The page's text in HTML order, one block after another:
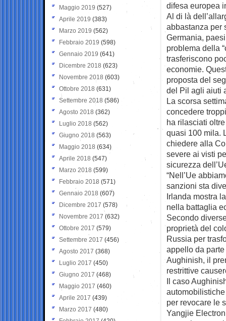
difesa europea
Al di là
abbastanza per
Germania,
problema della
trasferiscono
economie.
proposta del
del Pil agli aiuti
La scorsa
concedere
ha rilasciati
quasi 100 mila.
chiedere alla
severe ai visti
sicurezza
“Nell’Ue
sanzioni sta
Irlanda mostra
nella battaglia
Secondo
proprietà del
Russia per
appello da
Aughinish, il
restrittive
Il caso
per revocare le
Yangjie
Maggio 2019 (527)
Aprile 2019 (383)
Marzo 2019 (562)
Febbraio 2019 (598)
Gennaio 2019 (641)
Dicembre 2018 (623)
Novembre 2018 (603)
Ottobre 2018 (631)
Settembre 2018 (586)
Agosto 2018 (362)
Luglio 2018 (562)
Giugno 2018 (563)
Maggio 2018 (634)
Aprile 2018 (547)
Marzo 2018 (599)
Febbraio 2018 (571)
Gennaio 2018 (607)
Dicembre 2017 (578)
Novembre 2017 (632)
Ottobre 2017 (579)
Settembre 2017 (456)
Agosto 2017 (368)
Luglio 2017 (450)
Giugno 2017 (468)
Maggio 2017 (460)
Aprile 2017 (439)
Marzo 2017 (480)